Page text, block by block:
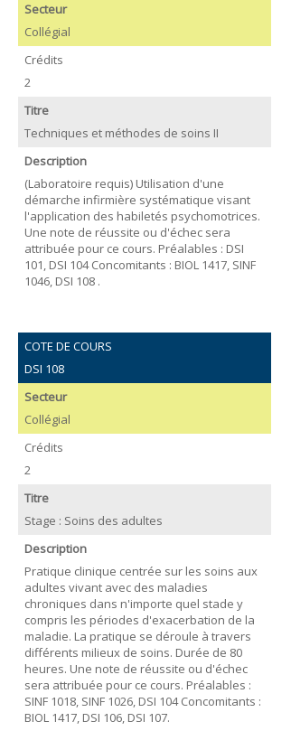
Secteur
Collégial
Crédits
2
Titre
Techniques et méthodes de soins II
Description
(Laboratoire requis) Utilisation d'une
démarche infirmière systématique visant
l'application des habiletés psychomotrices.
Une note de réussite ou d'échec sera
attribuée pour ce cours. Préalables : DSI
101, DSI 104 Concomitants : BIOL 1417, SINF
1046, DSI 108 .
COTE DE COURS
DSI 108
Secteur
Collégial
Crédits
2
Titre
Stage : Soins des adultes
Description
Pratique clinique centrée sur les soins aux
adultes vivant avec des maladies
chroniques dans n'importe quel stade y
compris les périodes d'exacerbation de la
maladie. La pratique se déroule à travers
différents milieux de soins. Durée de 80
heures. Une note de réussite ou d'échec
sera attribuée pour ce cours. Préalables :
SINF 1018, SINF 1026, DSI 104 Concomitants :
BIOL 1417, DSI 106, DSI 107.